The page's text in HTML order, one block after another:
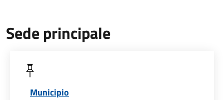
Sede principale
Municipio